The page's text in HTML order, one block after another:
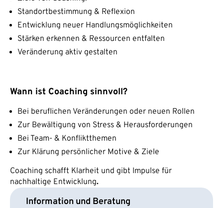
Standortbestimmung & Reflexion
Entwicklung neuer Handlungsmöglichkeiten
Stärken erkennen & Ressourcen entfalten
Veränderung aktiv gestalten
Wann ist Coaching sinnvoll?
Bei beruflichen Veränderungen oder neuen Rollen
Zur Bewältigung von Stress & Herausforderungen
Bei Team- & Konfliktthemen
Zur Klärung persönlicher Motive & Ziele
Coaching schafft Klarheit und gibt Impulse für
nachhaltige Entwicklung.
Information und Beratung